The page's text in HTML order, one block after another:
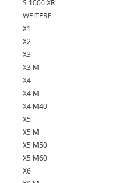
S 1000 XR
WEITERE
X1
X2
X3
X3 M
X4
X4 M
X4 M40
X5
X5 M
X5 M50
X5 M60
X6